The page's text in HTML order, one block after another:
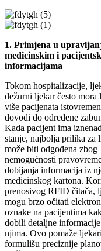
1. Primjena u
medicinskim i
informacijama
Tokom hospitalizacije,
dežurni ljekar često mora
više pacijenata
dovodi do određene
Kada pacijent ima
stanje, najbolja prilika za
može biti odgođena zbog
nemogućnosti
dobijanja informacija iz
medicinskog kartona.
prenosivog RFID čitača,
mogu brzo očitati
oznake na pacijentima
dobili detaljne
njima. Ovo pomaže
formulišu preciznije